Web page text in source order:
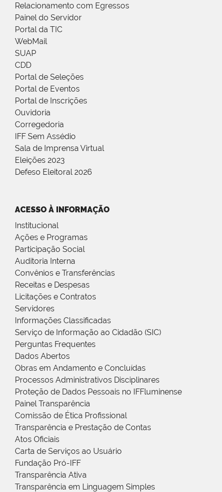
Relacionamento com Egressos
Painel do Servidor
Portal da TIC
WebMail
SUAP
CDD
Portal de Seleções
Portal de Eventos
Portal de Inscrições
Ouvidoria
Corregedoria
IFF Sem Assédio
Sala de Imprensa Virtual
Eleições 2023
Defeso Eleitoral 2026
ACESSO À INFORMAÇÃO
Institucional
Ações e Programas
Participação Social
Auditoria Interna
Convênios e Transferências
Receitas e Despesas
Licitações e Contratos
Servidores
Informações Classificadas
Serviço de Informação ao Cidadão (SIC)
Perguntas Frequentes
Dados Abertos
Obras em Andamento e Concluídas
Processos Administrativos Disciplinares
Proteção de Dados Pessoais no IFFluminense
Painel Transparência
Comissão de Ética Profissional
Transparência e Prestação de Contas
Atos Oficiais
Carta de Serviços ao Usuário
Fundação Pró-IFF
Transparência Ativa
Transparência em Linguagem Simples